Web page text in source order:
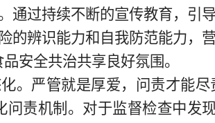
通过持续不断的宣传教育，引
的辨识能力和自我防范能力，
安全共治共享良好氛围。
。严管就是厚爱，问责才能
责机制。对于监督检查中发